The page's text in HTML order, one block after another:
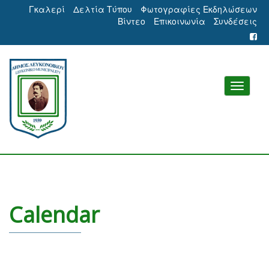
Γκαλερί Δελτία Τύπου
Φωτογραφίες Εκδηλώσεων
Βίντεο
Επικοινωνία Συνδέσεις
Calendar